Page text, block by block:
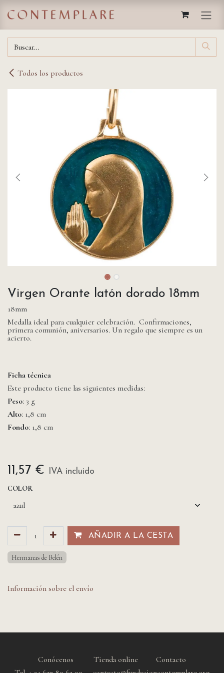
Todos los productos
Virgen Orante latón dorado 18mm
18mm
Medalla ideal para cualquier celebración. Confirmaciones,
primera comunión, aniversarios. Un regalo que siempre es un
acierto.
Ficha técnica
Este producto tiene las siguientes medidas:
Peso: 3 g
Alto: 1,8 cm
Fondo: 1,8 cm
11,57 €
IVA incluido
COLOR
AÑADIR A LA CESTA​​
Hermanas de Belén
Información sobre el envío
Conócenos Tienda online
Contacto